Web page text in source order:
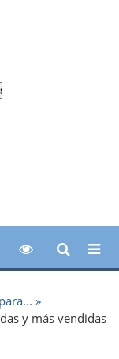
y más vendidas